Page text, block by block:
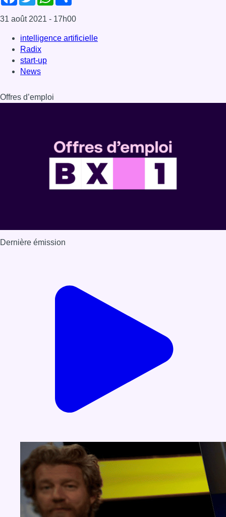
31 août 2021 - 17h00
intelligence artificielle
Radix
start-up
News
Offres d’emploi
Dernière émission